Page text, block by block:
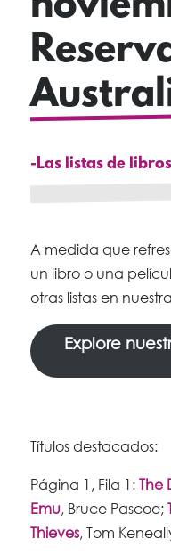
-Las listas de libros
A medida que
un libro o una
otras listas en
Explore
Títulos destacados:
Página 1, Fila 1: The
Emu, Bruce Pascoe;
Thieves, Tom